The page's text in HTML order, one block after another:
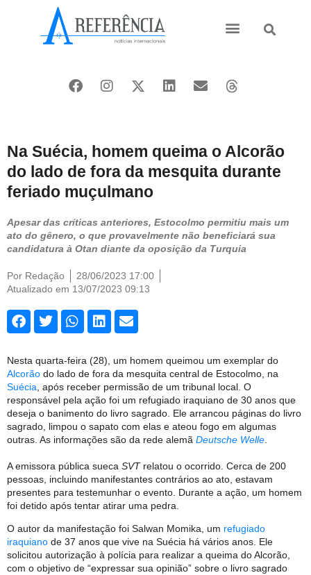
Na Suécia, homem queima o Alcorão
do lado de fora da mesquita durante
feriado muçulmano
Apesar das críticas anteriores, Estocolmo permitiu mais um
ato do gênero, o que provavelmente não beneficiará sua
candidatura à Otan diante da oposição da Turquia
Por Redação
28/06/2023 17:00
Atualizado em 13/07/2023 09:13
Nesta quarta-feira (28), um homem queimou um exemplar do
Alcorão do lado de fora da mesquita central de Estocolmo, na
Suécia , após receber permissão de um tribunal local. O
responsável pela ação foi um refugiado iraquiano de 30 anos que
deseja o banimento do livro sagrado. Ele arrancou páginas do livro
sagrado, limpou o sapato com elas e ateou fogo em algumas
outras. As informações são da rede alemã Deutsche Welle
A emissora pública sueca SVT relatou o ocorrido. Cerca de 200
pessoas, incluindo manifestantes contrários ao ato, estavam
presentes para testemunhar o evento. Durante a ação, um homem
foi detido após tentar atirar uma pedra.
O autor da manifestação foi Salwan Momika, um refugiado
iraquiano de 37 anos que vive na Suécia há vários anos. Ele
solicitou autorização à polícia para realizar a queima do Alcorão,
com o objetivo de “expressar sua opinião” sobre o livro sagrado